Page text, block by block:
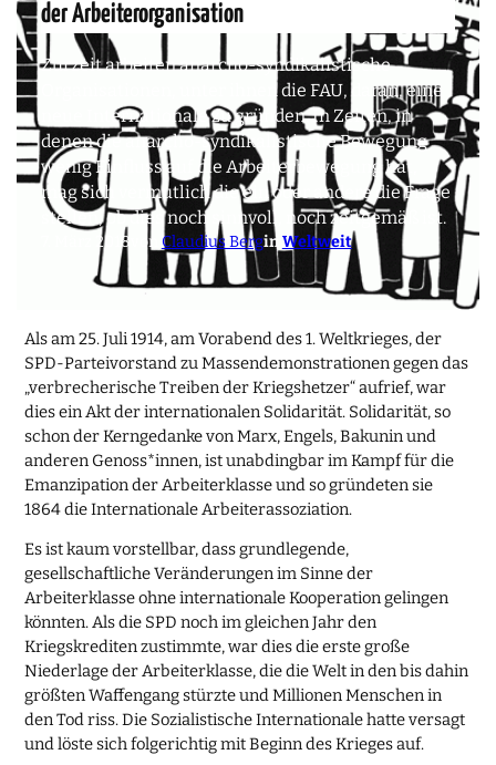
der Arbeiterorganisation
Zurzeit arbeiten anarcho-syndikalistische
Organisationen, unter ihnen die FAU, daran, eine
neue Internationale zu gründen. In Zeiten, in
denen die anarcho-syndikalistische Bewegung
wenig Einfluss auf die Arbeiterbewegung hat,
mag sich vermutlich die ein oder andere die Frage
stellen, ob dies noch sinnvoll, noch zeitgemäß ist.
7. März 2018 von Claudius Bergin Weltweit
Als am 25. Juli 1914, am Vorabend des 1. Weltkrieges, der
SPD-Parteivorstand zu Massendemonstrationen gegen das
„verbrecherische Treiben der Kriegshetzer“ aufrief, war
dies ein Akt der internationalen Solidarität. Solidarität, so
schon der Kerngedanke von Marx, Engels, Bakunin und
anderen Genoss*innen, ist unabdingbar im Kampf für die
Emanzipation der Arbeiterklasse und so gründeten sie
1864 die Internationale Arbeiterassoziation.
Es ist kaum vorstellbar, dass grundlegende,
gesellschaftliche Veränderungen im Sinne der
Arbeiterklasse ohne internationale Kooperation gelingen
könnten. Als die SPD noch im gleichen Jahr den
Kriegskrediten zustimmte, war dies die erste große
Niederlage der Arbeiterklasse, die die Welt in den bis dahin
größten Waffengang stürzte und Millionen Menschen in
den Tod riss. Die Sozialistische Internationale hatte versagt
und löste sich folgerichtig mit Beginn des Krieges auf.